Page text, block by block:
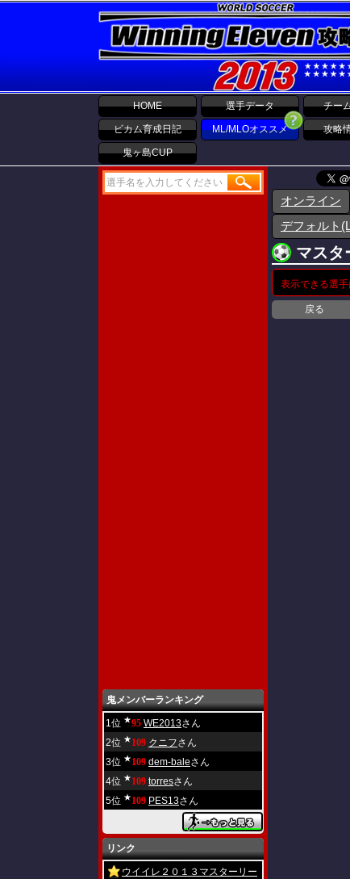
HOME 選手データ チー
ビカム育成日記 ML/MLOオススメ 攻略
鬼ヶ島CUP
鬼メンバーランキング
1位 ★95 WE2013さん
2位 ★109 クニフさん
3位 ★109 dem-baleさん
4位 ★109 torresさん
5位 ★109 PES13さん
リンク
ウイイレ２０１３マスターリー
オンライン
デフォルト
マスタ
表示できる選
戻る